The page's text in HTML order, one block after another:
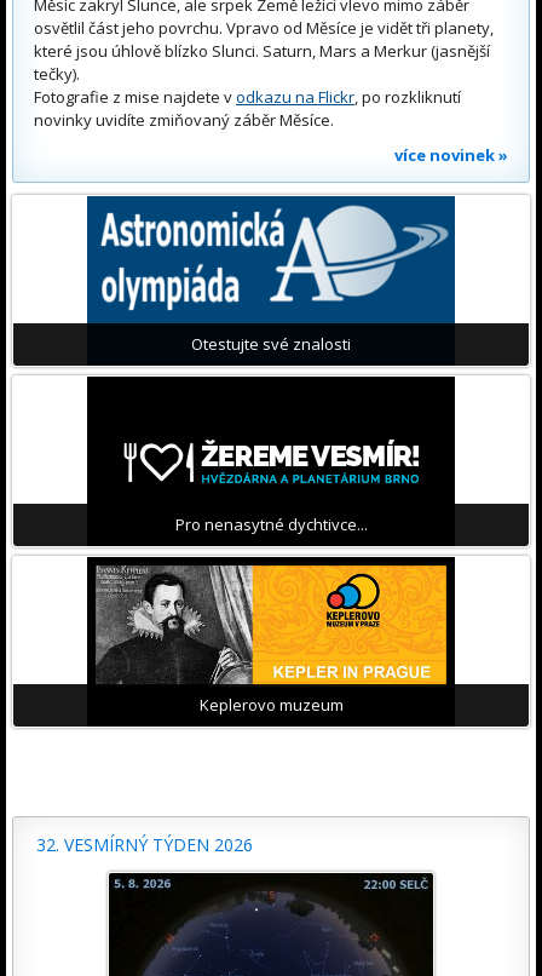
Měsíc zakryl Slunce, ale srpek Země ležící vlevo mimo záběr
osvětlil část jeho povrchu. Vpravo od Měsíce je vidět tři planety,
které jsou úhlově blízko Slunci. Saturn, Mars a Merkur (jasnější
tečky).
Fotografie z mise najdete vodkazu na Flickr, po rozkliknutí
novinky uvidíte zmiňovaný záběr Měsíce.
více novinek »
Otestujte své znalosti
Pro nenasytné dychtivce...
Keplerovo muzeum
32. VESMÍRNÝ TÝDEN 2026